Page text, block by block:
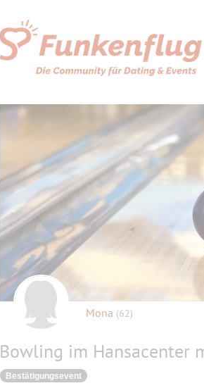
Mona (62)
Bowling im Hansacenter
Bestätigungsevent